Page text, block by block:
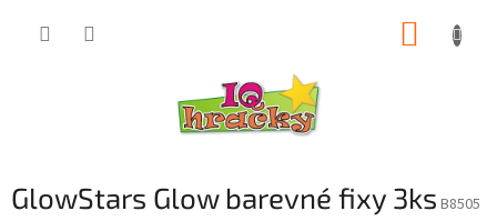
GlowStars Glow barevné fixy 3ks B8505